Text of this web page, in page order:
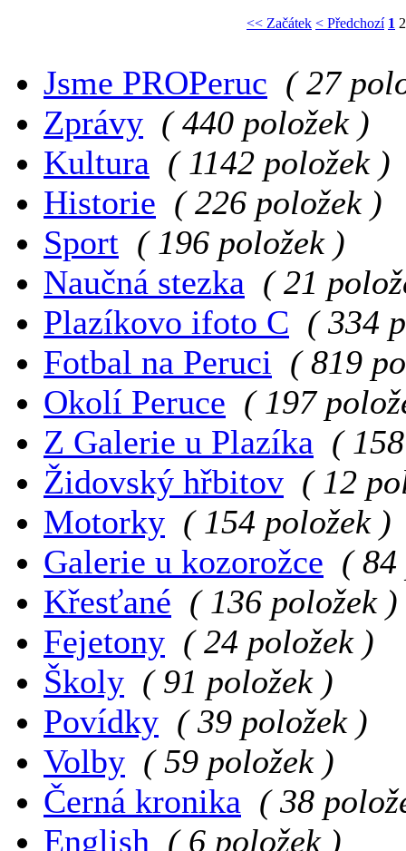
<< Začátek < Předchozí 1 2
Jsme PROPeruc ( 27
Zprávy ( 440 položek )
Kultura ( 1142 položek )
Historie ( 226 položek )
Sport ( 196 položek )
Naučná stezka ( 21
Plazíkovo ifoto C ( 334
Fotbal na Peruci ( 819
Okolí Peruce ( 197
Z Galerie u Plazíka (
Židovský hřbitov ( 12
Motorky ( 154 položek )
Galerie u kozorožce ( 84
Křesťané ( 136 položek )
Fejetony ( 24 položek )
Školy ( 91 položek )
Povídky ( 39 položek )
Volby ( 59 položek )
Černá kronika ( 38
English ( 6 položek )